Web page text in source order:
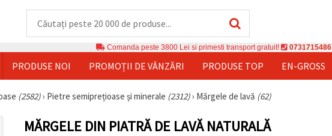
Comanda peste 3800 Lei si primesti transport gratuit! 0731715486
PRODUSE NOI PROMOȚII DE VÂNZĂRI PRODUSE TOP EN-GROSS
(2582)› Pietre semiprețioase și minerale (2312)› Mărgele de lavă (62)
MĂRGELE DIN PIATRĂ DE LAVĂ NATURALĂ